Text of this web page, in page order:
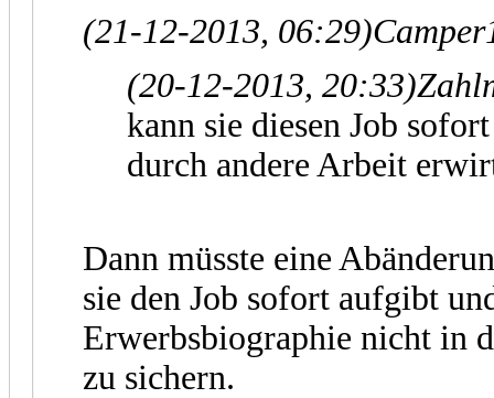
(21-12-2013, 06:29)
(20-12-2013, 20:33)
kann sie diesen Job
durch andere Arbeit
Dann müsste eine
sie den Job sofort aufgibt
Erwerbsbiographie nicht in
zu sichern.